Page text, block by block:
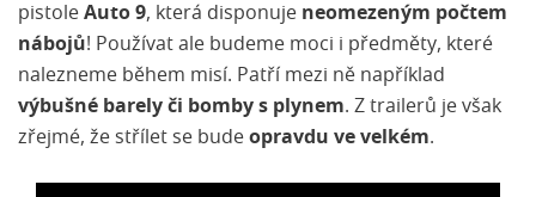
pistole Auto 9, která disponuje neomezeným počtem
nábojů! Používat ale budeme moci i předměty, které
nalezneme během misí. Patří mezi ně například
výbušné barely či bomby s plynem. Z trailerů je však
zřejmé, že střílet se bude opravdu ve velkém.